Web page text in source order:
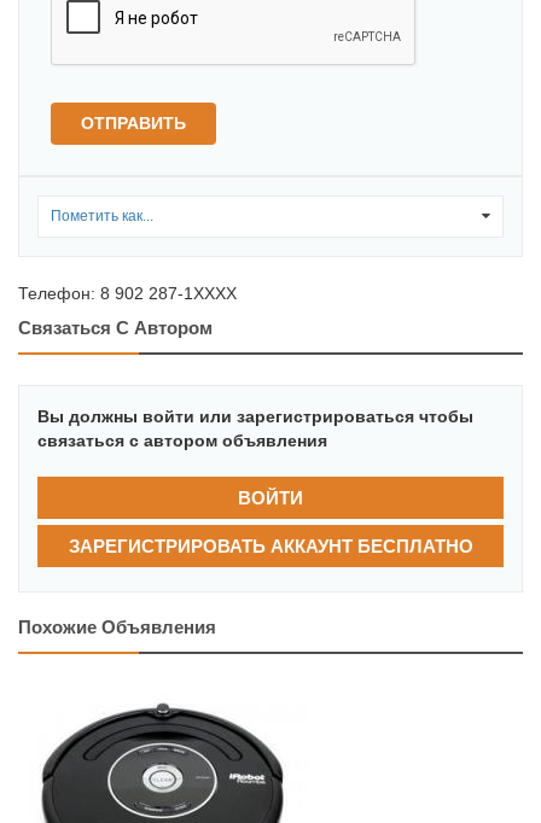
ОТПРАВИТЬ
Пометить как...
Телефон: 8 902 287-1XXXX
Связаться С Автором
Вы должны войти или зарегистрироваться чтобы
связаться с автором объявления
ВОЙТИ
ЗАРЕГИСТРИРОВАТЬ АККАУНТ БЕСПЛАТНО
Похожие Объявления